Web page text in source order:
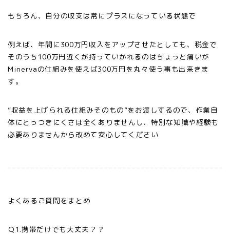
もちろん、自分の収支は常にプラスになっている状態で
例えば、年間に300万円収入をアップさせたとしても、税金で
そのうち100万円近くが持っていかれるのはちょっと痛いが
Minervaの仕組みを使えば300万円を丸々使う事も出来きま
す。
”収益を上げられる仕組みそのもの”をお渡しするので、作業自
体にとっつきにくさは全くありませんし、特別な知識や経験も
必要ありませんから改めて安心してください
よくあるご質問をまとめ
Ｑ1.携帯だけでも大丈夫？？